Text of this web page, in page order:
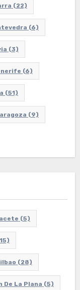
(22)
(6)
(3)
(6)
(51)
(9)
(5)
(28)
De La Plana (5)